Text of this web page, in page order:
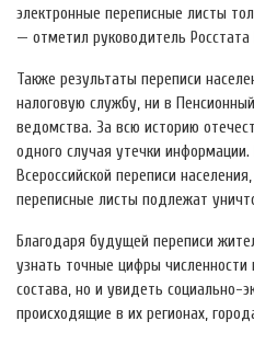
электронные переписные листы
— отметил руководитель
Также результаты переписи
налоговую службу, ни в
ведомства. За всю историю
одного случая утечки информации.
Всероссийской переписи
переписные листы подлежат
Благодаря будущей переписи
узнать точные цифры численности
состава, но и увидеть социально-
происходящие в их регионах,